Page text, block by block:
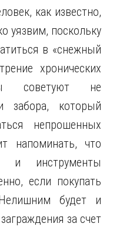
как известно,
уязвим, поскольку
в «снежный
хронических
советуют не
забора, который
непрошенных
напоминать, что
и инструменты
если покупать
будет и
за счет